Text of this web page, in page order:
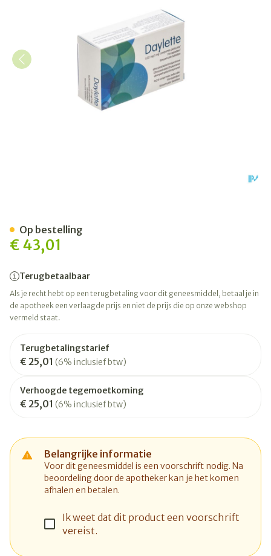
€ 43,01
Terugbetaalbaar
Als je recht hebt op een terugbetaling voor dit geneesmiddel, betaal je in
de apotheek een verlaagde prijs en niet de prijs die op onze webshop
vermeld staat.
Terugbetalingstarief
€ 25,01 (6% inclusief btw)
Verhoogde tegemoetkoming
€ 25,01 (6% inclusief btw)
Belangrijke informatie
Voor dit geneesmiddel is een voorschrift nodig. Na
beoordeling door de apotheker kan je het komen
afhalen en betalen.
Ik weet dat dit product een voorschrift
vereist.
Op bestelling